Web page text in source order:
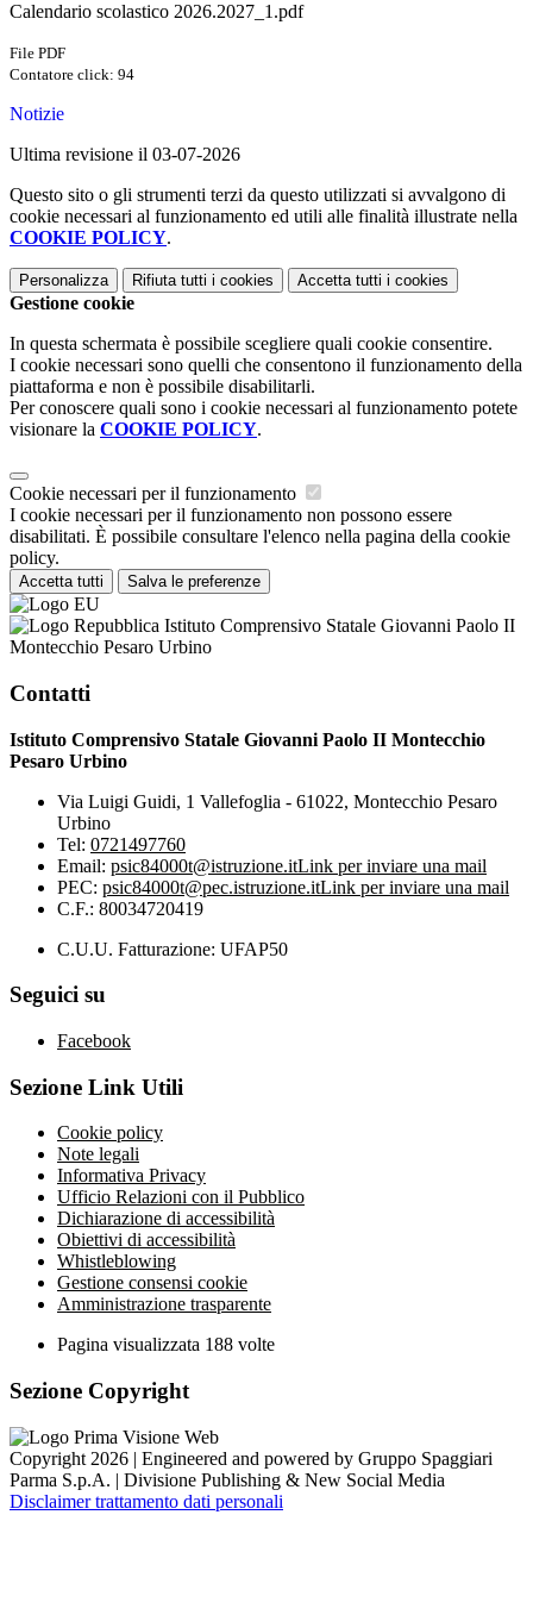
Calendario scolastico 2026.2027_1.pdf
File PDF
Contatore click: 94
Notizie
Ultima revisione il 03-07-2026
Questo sito o gli strumenti terzi da questo utilizzati si avvalgono di
cookie necessari al funzionamento ed utili alle finalità illustrate nella
COOKIE POLICY.
Personalizza Rifiuta tutti i cookies Accetta tutti i cookies
Gestione cookie
In questa schermata è possibile scegliere quali cookie consentire.
I cookie necessari sono quelli che consentono il funzionamento della
piattaforma e non è possibile disabilitarli.
Per conoscere quali sono i cookie necessari al funzionamento potete
visionare la COOKIE POLICY.
Cookie necessari per il funzionamento
I cookie necessari per il funzionamento non possono essere
disabilitati. È possibile consultare l'elenco nella pagina della cookie
policy.
Accetta tutti Salva le preferenze
Istituto Comprensivo Statale Giovanni Paolo II
Montecchio Pesaro Urbino
Contatti
Istituto Comprensivo Statale Giovanni Paolo II Montecchio
Pesaro Urbino
Via Luigi Guidi, 1 Vallefoglia - 61022, Montecchio Pesaro
Urbino
Tel: 0721497760
Email: psic84000t@istruzione.itLink per inviare una mail
PEC: psic84000t@pec.istruzione.itLink per inviare una mail
C.F.: 80034720419
C.U.U. Fatturazione: UFAP50
Seguici su
Facebook
Sezione Link Utili
Cookie policy
Note legali
Informativa Privacy
Ufficio Relazioni con il Pubblico
Dichiarazione di accessibilità
Obiettivi di accessibilità
Whistleblowing
Gestione consensi cookie
Amministrazione trasparente
Pagina visualizzata 188 volte
Sezione Copyright
Copyright 2026 | Engineered and powered by Gruppo Spaggiari
Parma S.p.A. | Divisione Publishing & New Social Media
Disclaimer trattamento dati personali